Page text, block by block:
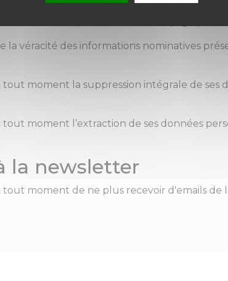
ses données personnelles via sa page profil.
la véracité des informations nominatives
moment la suppression intégrale de ses
moment l’extraction de ses données
la newsletter
moment de ne plus recevoir d'emails de